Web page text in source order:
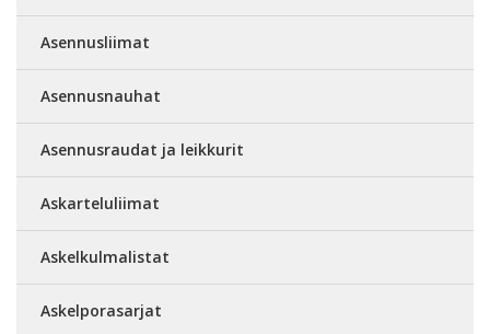
Asennusliimat
Asennusnauhat
Asennusraudat ja leikkurit
Askarteluliimat
Askelkulmalistat
Askelporasarjat